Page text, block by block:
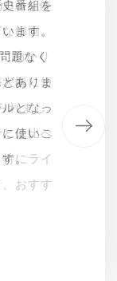
されな
ス
す。高
見るの
ます。
いです
ていま
綺麗に
良いで
も簡単
プでき
する上
ていま
を使
録画、
助かり
幅に短
れまし
は比べ
にライ
おすす
番組を
ます。
題なく
ありま
となっ
使いこ
。